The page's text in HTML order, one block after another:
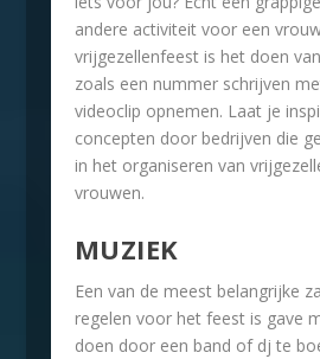
andere activiteit voor een
vrijgezellenfeest is het doen
zoals een nummer schrijven
videoclip opnemen. Laat je
concepten door bedrijven die
in het organiseren van
vrouwen.
MUZIEK
Een van de meest belangrijke
regelen voor het feest is gave
doen door een band of dj te